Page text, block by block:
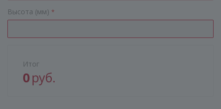
Высота (мм) *
Итог
0руб.